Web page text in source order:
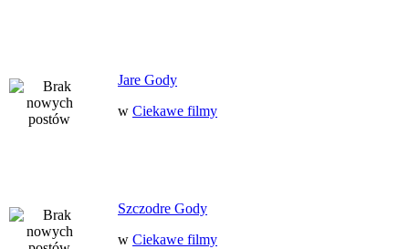
Jare Gody
w Ciekawe filmy
Szczodre Gody
w Ciekawe filmy